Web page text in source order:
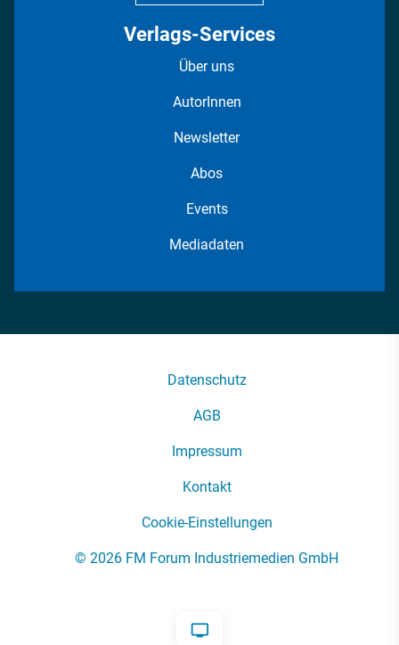
Verlags-Services
Über uns
AutorInnen
Newsletter
Abos
Events
Mediadaten
Datenschutz
AGB
Impressum
Kontakt
Cookie-Einstellungen
© 2026 FM Forum Industriemedien GmbH